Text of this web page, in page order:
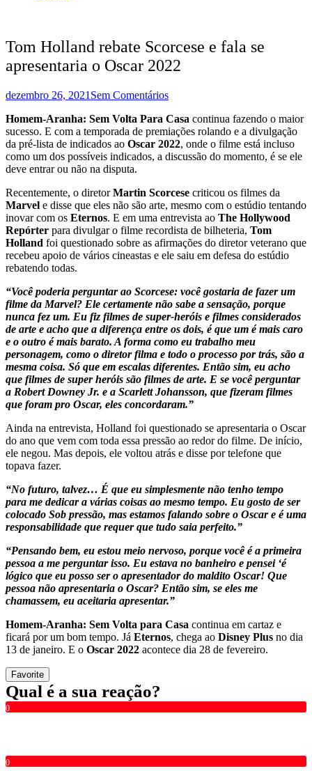
Tom Holland rebate Scorcese e fala se
apresentaria o Oscar 2022
dezembro 26, 2021 Sem Comentários
Homem-Aranha: Sem Volta Para Casa continua fazendo o maior
sucesso. E com a temporada de premiações rolando e a divulgação
da pré-lista de indicados ao Oscar 2022, onde o filme está incluso
como um dos possíveis indicados, a discussão do momento, é se ele
deve entrar ou não na disputa.
Recentemente, o diretorMartin Scorcese criticou os filmes da
Marvel e disse que eles não são arte, mesmo com o estúdio tentando
inovar com os Eternos. E em uma entrevista ao The Hollywood
Repórter para divulgar o filme recordista de bilheteria, Tom
Holland foi questionado sobre as afirmações do diretor veterano que
recebeu apoio de vários cineastas e ele saiu em defesa do estúdio
rebatendo todas.
“Você poderia perguntar ao Scorcese: você gostaria de fazer um
filme da Marvel? Ele certamente não sabe a sensação, porque
nunca fez um. Eu fiz filmes de super-heróis e filmes considerados
de arte e acho que a diferença entre os dois, é que um é mais caro
e o outro é mais barato. A forma como eu trabalho meu
personagem, como o diretor filma e todo o processo por trás, são a
mesma coisa. Só que em escalas diferentes. Então sim, eu acho
que filmes de super heróis são filmes de arte. E se você perguntar
a Robert Downey Jr. e a Scarlett Johansson, que fizeram filmes
que foram pro Oscar, eles concordaram.”
Ainda na entrevista, Holland foi questionado se apresentaria o Oscar
do ano que vem com toda essa pressão ao redor do filme. De início,
ele negou. Mas depois, ele voltou atrás e disse por telefone que
topava fazer.
“No futuro, talvez… É que eu simplesmente não tenho tempo
para me dedicar a várias coisas ao mesmo tempo. Eu gosto de ser
colocado Sob pressão, mas estamos falando sobre o Oscar e é uma
responsabilidade que requer que tudo saia perfeito.”
“Pensando bem, eu estou meio nervoso, porque você é a primeira
pessoa a me perguntar isso. Eu estava no banheiro e pensei ‘é
lógico que eu posso ser o apresentador do maldito Oscar! Que
pessoa não apresentaria o Oscar? Então sim, se eles me
chamassem, eu aceitaria apresentar.”
Homem-Aranha: Sem Volta para Casa continua em cartaz e
ficará por um bom tempo. Já Eternos, chega ao Disney Plus no dia
13 de janeiro. E o Oscar 2022 acontece dia 28 de fevereiro.
Favorite
Qual é a sua reação?
0
0